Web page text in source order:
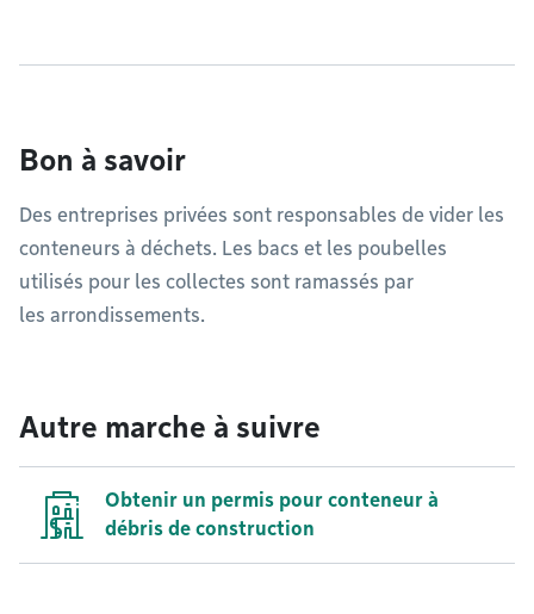
Bon à savoir
Des entreprises privées sont responsables de vider les
conteneurs à déchets. Les bacs et les poubelles
utilisés pour les collectes sont ramassés par
les arrondissements.
Autre marche à suivre
Obtenir un permis pour conteneur à
débris de construction